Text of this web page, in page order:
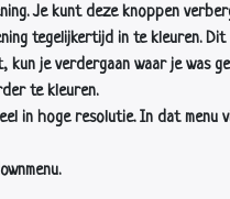
Je kunt deze knoppen
tegelijkertijd in te kleuren. Dit
je verdergaan waar je was
te kleuren.
in hoge resolutie. In dat